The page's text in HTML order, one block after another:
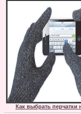
Как выбрать перчатки